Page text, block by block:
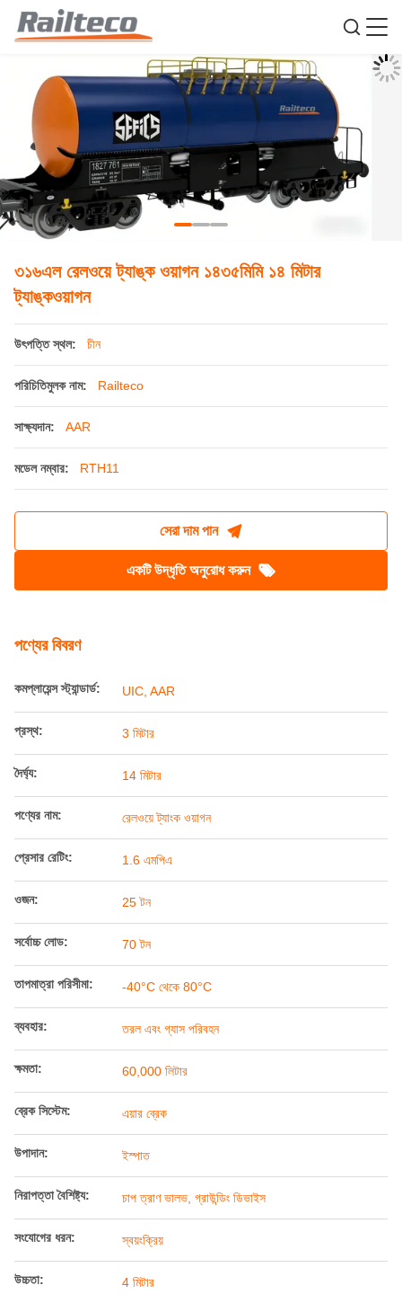
৩১৬এল রেলওয়ে ট্যাঙ্ক ওয়াগন ১৪৩৫মিমি ১৪ মিটার
ট্যাঙ্কওয়াগন
উৎপত্তি স্থল: চীন
পরিচিতিমুলক নাম: Railteco
সাক্ষ্যদান: AAR
মডেল নম্বার: RTH11
সেরা দাম পান
একটি উদ্ধৃতি অনুরোধ করুন
পণ্যের বিবরণ
কমপ্লায়েন্স স্ট্যান্ডার্ড: UIC, AAR
প্রস্থ: 3 মিটার
দৈর্ঘ্য: 14 মিটার
পণ্যের নাম: রেলওয়ে ট্যাংক ওয়াগন
প্রেসার রেটিং: 1.6 এমপিএ
ওজন: 25 টন
সর্বোচ্চ লোড: 70 টন
তাপমাত্রা পরিসীমা: -40°C থেকে 80°C
ব্যবহার: তরল এবং গ্যাস পরিবহন
ক্ষমতা: 60,000 লিটার
ব্রেক সিস্টেম: এয়ার ব্রেক
উপাদান: ইস্পাত
নিরাপত্তা বৈশিষ্ট্য: চাপ ত্রাণ ভালভ, গ্রাউন্ডিং ডিভাইস
সংযোগের ধরন: স্বয়ংক্রিয়
উচ্চতা: 4 মিটার